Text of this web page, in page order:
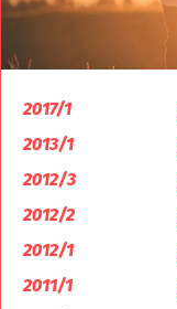
2017/1
2013/1
2012/3
2012/2
2012/1
2011/1